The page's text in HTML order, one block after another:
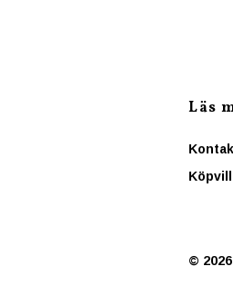
Läs
©